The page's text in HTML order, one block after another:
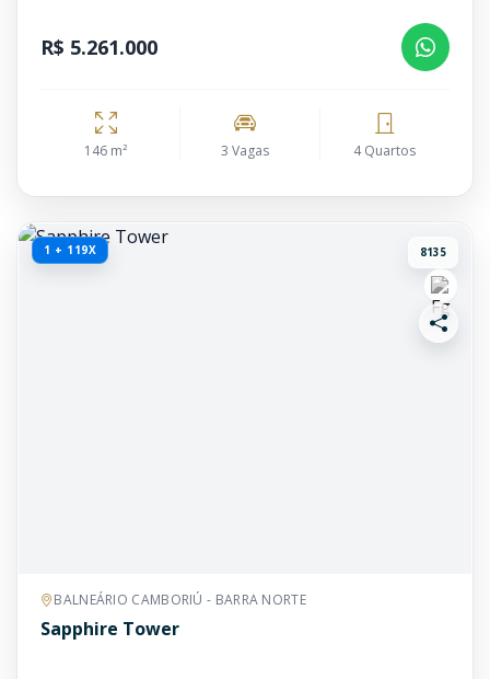
R$ 5.261.000
146 m² 3 Vagas 4 Quartos
1 + 119X 8135
BALNEÁRIO CAMBORIÚ - BARRA NORTE
Sapphire Tower